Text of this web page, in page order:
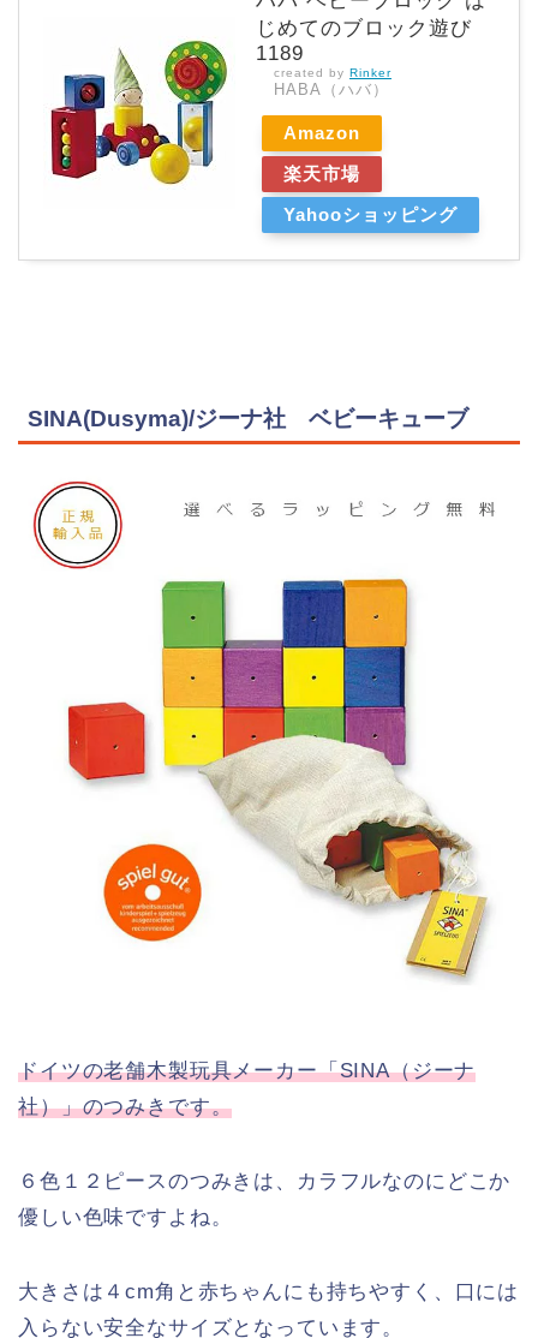
じめてのブロック遊び
1189
created by Rinker
HABA（ハバ）
Amazon
楽天市場
Yahooショッピング
SINA(Dusyma)/ジーナ社 ベビーキューブ
ドイツの老舗木製玩具メーカー「SINA（ジーナ
社）」のつみきです。
６色１２ピースのつみきは、カラフルなのにどこか
優しい色味ですよね。
大きさは４cm角と赤ちゃんにも持ちやすく、口には
入らない安全なサイズとなっています。